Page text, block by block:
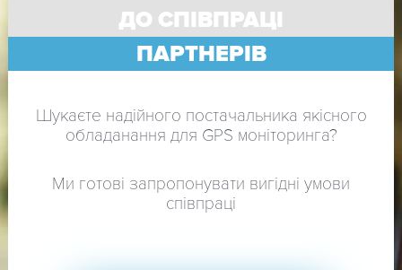
ДО СПІВПРАЦІ
ПАРТНЕРІВ
Шукаєте надійного постачальника якісного
обладанання для GPS моніторинга?
Ми готові запропонувати вигідні умови
співпраці